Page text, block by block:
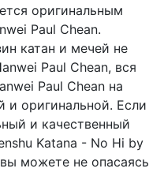
оригинальным
Paul Chean.
катан и мечей не
Paul Chean, вся
Paul Chean на
и оригинальной. Если
и качественный
Katana - No Hi by
можете не опасаясь